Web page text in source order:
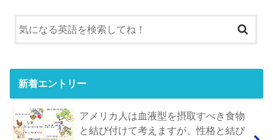
新着エントリー
アメリカ人は血液型を摂取すべき食物
と結び付けて考えますが、性格と結び